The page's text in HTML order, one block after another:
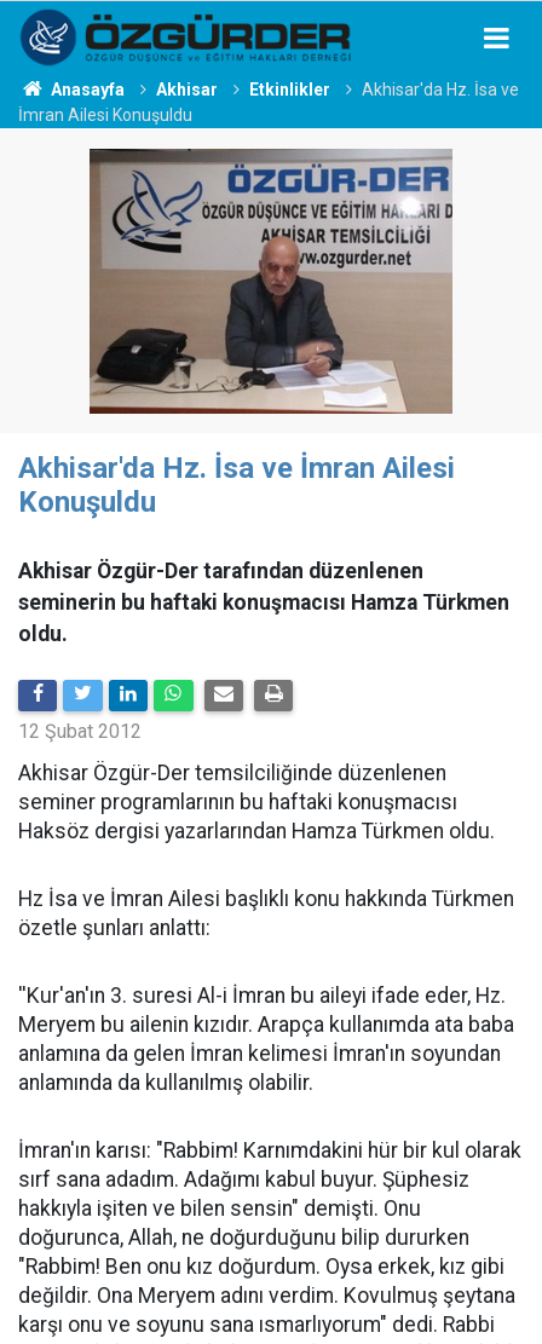
Anasayfa Akhisar Etkinlikler
Akhisar'da Hz. İsa ve
İmran Ailesi Konuşuldu
Akhisar'da Hz. İsa ve İmran Ailesi
Konuşuldu
Akhisar Özgür-Der tarafından düzenlenen
seminerin bu haftaki konuşmacısı Hamza Türkmen
oldu.
12 Şubat 2012
Akhisar Özgür-Der temsilciliğinde düzenlenen
seminer programlarının bu haftaki konuşmacısı
Haksöz dergisi yazarlarından Hamza Türkmen oldu.
Hz İsa ve İmran Ailesi başlıklı konu hakkında Türkmen
özetle şunları anlattı:
''Kur'an'ın 3. suresi Al-i İmran bu aileyi ifade eder, Hz.
Meryem bu ailenin kızıdır. Arapça kullanımda ata baba
anlamına da gelen İmran kelimesi İmran'ın soyundan
anlamında da kullanılmış olabilir.
İmran'ın karısı: "Rabbim! Karnımdakini hür bir kul olarak
sırf sana adadım. Adağımı kabul buyur. Şüphesiz
hakkıyla işiten ve bilen sensin" demişti. Onu
doğurunca, Allah, ne doğurduğunu bilip dururken
"Rabbim! Ben onu kız doğurdum. Oysa erkek, kız gibi
değildir. Ona Meryem adını verdim. Kovulmuş şeytana
karşı onu ve soyunu sana ısmarlıyorum" dedi. Rabbi